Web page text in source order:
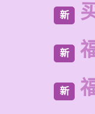
新
新
新